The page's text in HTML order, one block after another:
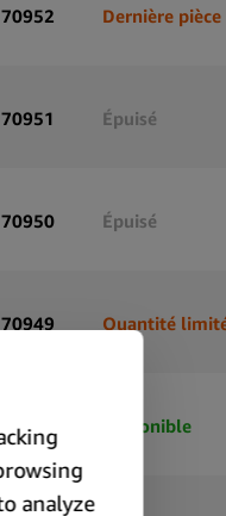
70952 Dernière pièce
70951 Épuisé
70950 Épuisé
70949 Quantité
40478 Disponible